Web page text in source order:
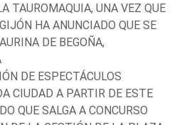
TAUROMAQUIA, UNA VEZ QUE
HA ANUNCIADO QUE SE
DE BEGOÑA,
DE ESPECTÁCULOS
CIUDAD A PARTIR DE ESTE
QUE SALGA A CONCURSO